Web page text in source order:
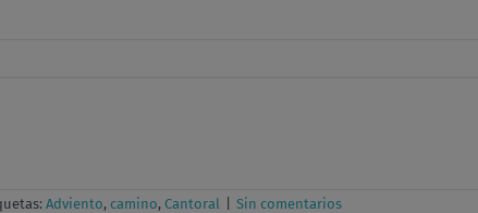
Adviento, camino, Cantoral Sin comentarios